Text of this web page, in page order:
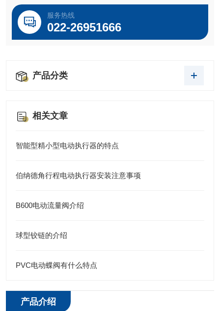
服务热线
022-26951666
产品分类
相关文章
智能型精小型电动执行器的特点
伯纳德角行程电动执行器安装注意事项
B600电动流量阀介绍
球型铰链的介绍
PVC电动蝶阀有什么特点
产品介绍